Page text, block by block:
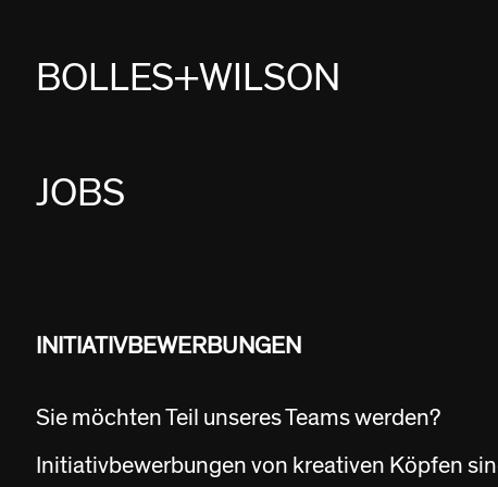
BOLLES+WILSON
PROJECTS
NEWS
CONTACT
JOBS
INITIATIVBEWERBUNGEN
Sie möchten Teil unseres Teams werden?
Initiativbewerbungen von kreativen Köpfen